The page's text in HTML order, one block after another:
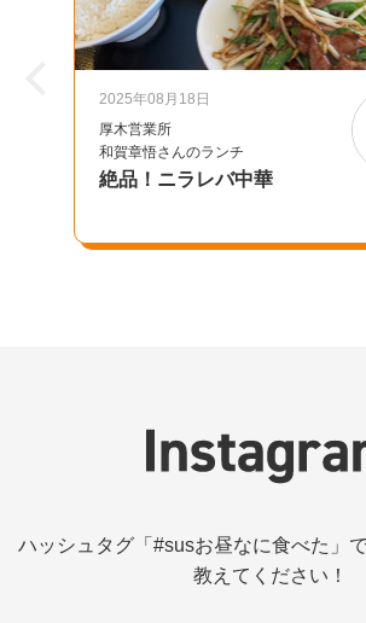
2025年08月18日
厚木営業所
和賀章悟さんのランチ
絶品！ニラレバ中華
ハッシュタグ「#susお昼なに食べた」
教えてください！